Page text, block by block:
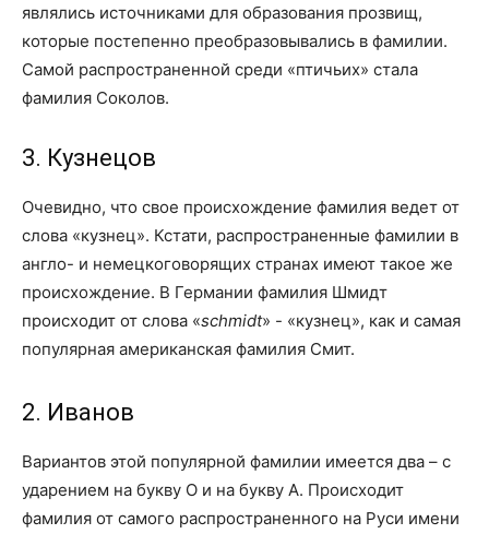
являлись источниками для образования прозвищ,
которые постепенно преобразовывались в фамилии.
Самой распространенной среди «птичьих» стала
фамилия Соколов.
3. Кузнецов
Очевидно, что свое происхождение фамилия ведет от
слова «кузнец». Кстати, распространенные фамилии в
англо- и немецкоговорящих странах имеют такое же
происхождение. В Германии фамилия Шмидт
происходит от слова «schmidt» - «кузнец», как и самая
популярная американская фамилия Смит.
2. Иванов
Вариантов этой популярной фамилии имеется два – с
ударением на букву О и на букву А. Происходит
фамилия от самого распространенного на Руси имени